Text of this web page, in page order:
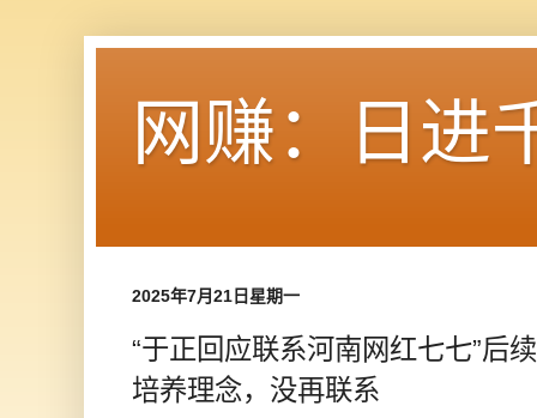
网赚：日进
2025年7月21日星期一
“于正回应联系河南网红七七”后
培养理念，没再联系